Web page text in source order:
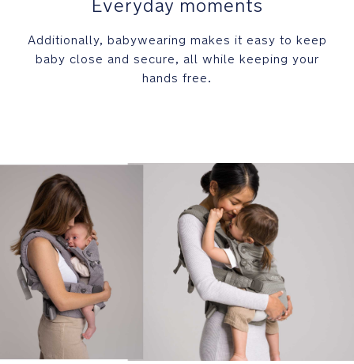
Everyday moments
Additionally, babywearing makes it easy to keep
baby close and secure, all while keeping your
hands free.